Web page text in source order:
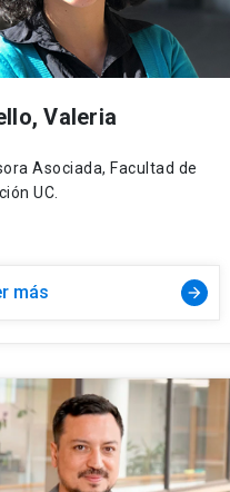
Valeria
Asociada, Facultad de
UC.
más